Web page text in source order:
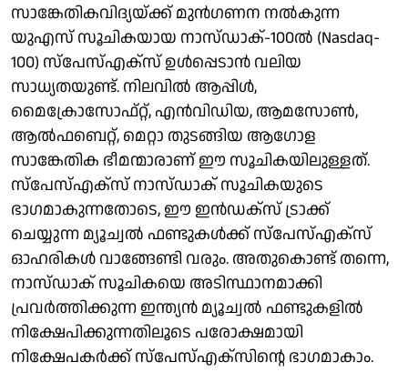
സാങ്കേതികവിദ്യയ്ക്ക് മുന്‍ഗണന നല്‍കുന്ന
യുഎസ് സൂചികയായ നാസ്ഡാക്-100ല്‍ (Nasdaq-
100) സ്പേസ്എക്സ് ഉള്‍പ്പെടാന്‍ വലിയ
സാധ്യതയുണ്ട്. നിലവില്‍ ആപ്പിള്‍,
മൈക്രോസോഫ്റ്റ്, എന്‍വിഡിയ, ആമസോണ്‍,
ആല്‍ഫബെറ്റ്, മെറ്റാ തുടങ്ങിയ ആഗോള
സാങ്കേതിക ഭീമന്മാരാണ് ഈ സൂചികയിലുള്ളത്.
സ്പേസ്എക്സ് നാസ്ഡാക് സൂചികയുടെ
ഭാഗമാകുന്നതോടെ, ഈ ഇന്‍ഡക്‌സ് ട്രാക്ക്
ചെയ്യുന്ന മ്യൂച്വല്‍ ഫണ്ടുകള്‍ക്ക് സ്പേസ്എക്സ്
ഓഹരികള്‍ വാങ്ങേണ്ടി വരും. അതുകൊണ്ട് തന്നെ,
നാസ്ഡാക് സൂചികയെ അടിസ്ഥാനമാക്കി
പ്രവര്‍ത്തിക്കുന്ന ഇന്ത്യന്‍ മ്യൂച്വല്‍ ഫണ്ടുകളില്‍
നിക്ഷേപിക്കുന്നതിലൂടെ പരോക്ഷമായി
നിക്ഷേപകര്‍ക്ക് സ്പേസ്എക്സിന്റെ ഭാഗമാകാം.